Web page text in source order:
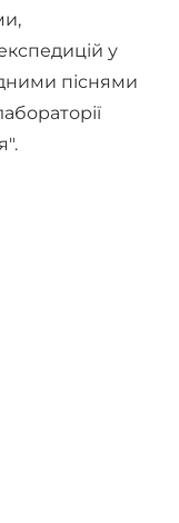
у
піснями